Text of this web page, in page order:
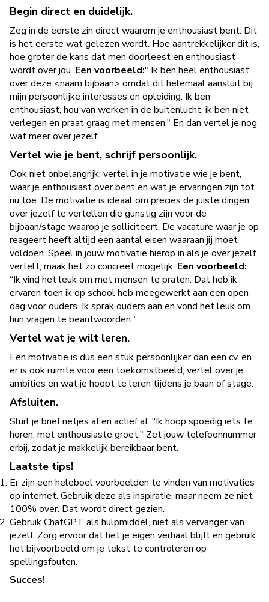
Begin direct en duidelijk.
Zeg in de eerste zin direct waarom je enthousiast bent. Dit
is het eerste wat gelezen wordt. Hoe aantrekkelijker dit is,
hoe groter de kans dat men doorleest en enthousiast
wordt over jou. Een voorbeeld:" Ik ben heel enthousiast
over deze <naam bijbaan> omdat dit helemaal aansluit bij
mijn persoonlijke interesses en opleiding. Ik ben
enthousiast, hou van werken in de buitenlucht, ik ben niet
verlegen en praat graag met mensen." En dan vertel je nog
wat meer over jezelf.
Vertel wie je bent, schrijf persoonlijk.
Ook niet onbelangrijk; vertel in je motivatie wie je bent,
waar je enthousiast over bent en wat je ervaringen zijn tot
nu toe. De motivatie is ideaal om precies de juiste dingen
over jezelf te vertellen die gunstig zijn voor de
bijbaan/stage waarop je solliciteert. De vacature waar je op
reageert heeft altijd een aantal eisen waaraan jij moet
voldoen. Speel in jouw motivatie hierop in als je over jezelf
vertelt, maak het zo concreet mogelijk. Een voorbeeld:
“Ik vind het leuk om met mensen te praten. Dat heb ik
ervaren toen ik op school heb meegewerkt aan een open
dag voor ouders. Ik sprak ouders aan en vond het leuk om
hun vragen te beantwoorden.”
Vertel wat je wilt leren.
Een motivatie is dus een stuk persoonlijker dan een cv, en
er is ook ruimte voor een toekomstbeeld; vertel over je
ambities en wat je hoopt te leren tijdens je baan of stage.
Afsluiten.
Sluit je brief netjes af en actief af. “Ik hoop spoedig iets te
horen, met enthousiaste groet." Zet jouw telefoonnummer
erbij, zodat je makkelijk bereikbaar bent.
Laatste tips!
Er zijn een heleboel voorbeelden te vinden van motivaties
op internet. Gebruik deze als inspiratie, maar neem ze niet
100% over. Dat wordt direct gezien.
Gebruik ChatGPT als hulpmiddel, niet als vervanger van
jezelf. Zorg ervoor dat het je eigen verhaal blijft en gebruik
het bijvoorbeeld om je tekst te controleren op
spellingsfouten.
Succes!